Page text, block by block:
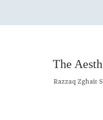
The
Razzaq Zghair